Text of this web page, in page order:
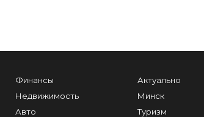
Финансы
Недвижимость
Авто
Актуально
Минск
Туризм